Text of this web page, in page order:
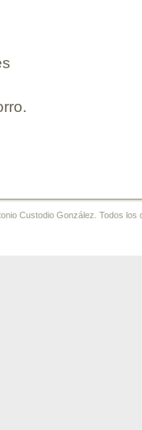
Custodio González. Todos